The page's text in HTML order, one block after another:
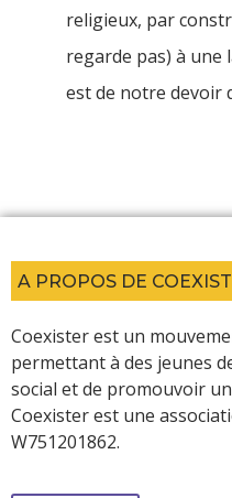
religieux, par
regarde pas) à une
est de notre devoir
A PROPOS DE
Coexister est un
permettant à des jeunes
social et de promouvoir
Coexister est une
W751201862.